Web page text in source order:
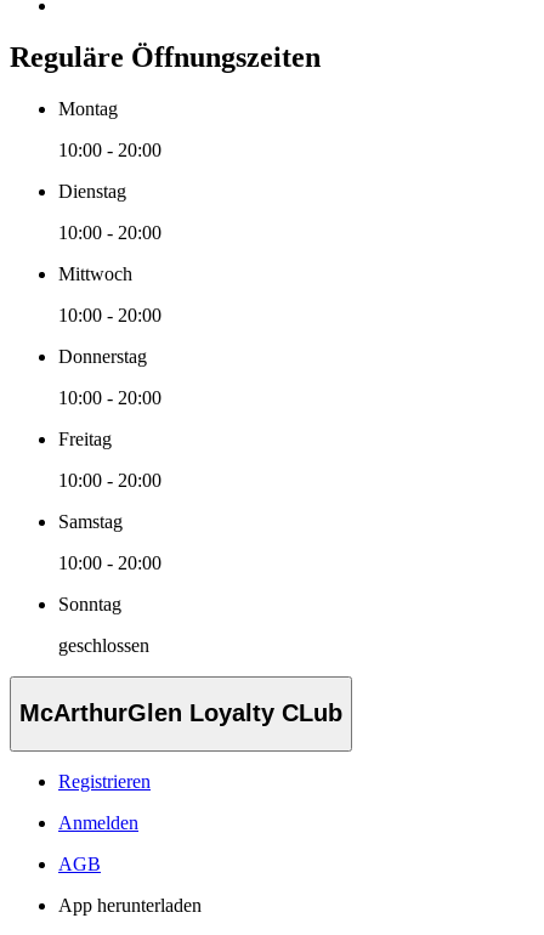
Reguläre Öffnungszeiten
Montag
10:00 - 20:00
Dienstag
10:00 - 20:00
Mittwoch
10:00 - 20:00
Donnerstag
10:00 - 20:00
Freitag
10:00 - 20:00
Samstag
10:00 - 20:00
Sonntag
geschlossen
McArthurGlen Loyalty CLub
Registrieren
Anmelden
AGB
App herunterladen